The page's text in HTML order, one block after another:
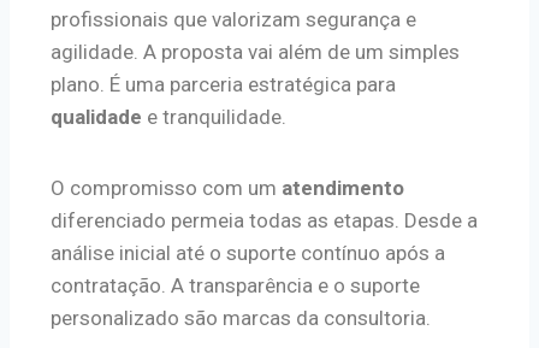
profissionais que valorizam segurança e
agilidade. A proposta vai além de um simples
plano. É uma parceria estratégica para
qualidade e tranquilidade.
O compromisso com um atendimento
diferenciado permeia todas as etapas. Desde a
análise inicial até o suporte contínuo após a
contratação. A transparência e o suporte
personalizado são marcas da consultoria.